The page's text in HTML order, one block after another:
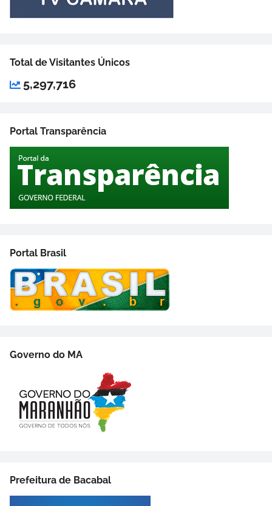
Total de Visitantes Únicos
5,297,716
Portal Transparência
Portal Brasil
Governo do MA
Prefeitura de Bacabal